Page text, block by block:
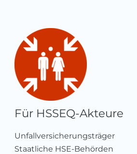
Für HSSEQ-Akteure
Unfallversicherungsträger
Staatliche HSE-Behörden